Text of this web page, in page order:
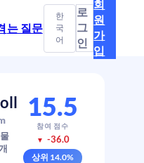
는 질문
한
국
어
로
그
인
회
원
가
입
15.5
참여 점수
▼ -36.0
상위 14.0%